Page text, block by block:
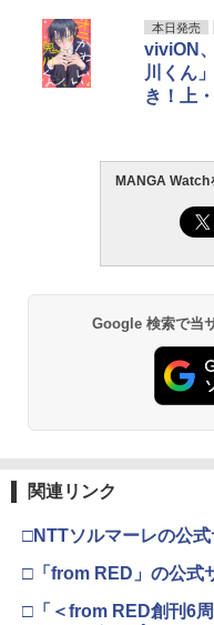
日
幅
￥
髙
￥
￥
4
￥
本日発売
viviON
川くん
き！上
MANGA Watch
Google 検索で当
関連リンク
□NTTソルマーレの公式
□「from RED」の公式
□「＜from RED創刊6